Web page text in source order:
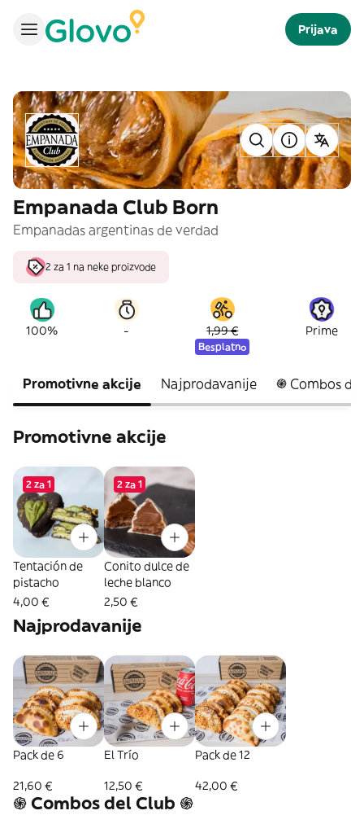
Prijava
Empanada Club Born
Empanadas argentinas de verdad
2 za 1 na neke proizvode
100% - 1,99 €
Besplatno
Prime
Promotivne akcije Najprodavanije ֍ Combos
Promotivne akcije
2 za 1
Tentación de
pistacho
4,00 €
2 za 1
Conito dulce de
leche blanco
2,50 €
Najprodavanije
Pack de 6
21,60 €
El Trío
12,50 €
Pack de 12
42,00 €
֍ Combos del Club ֍